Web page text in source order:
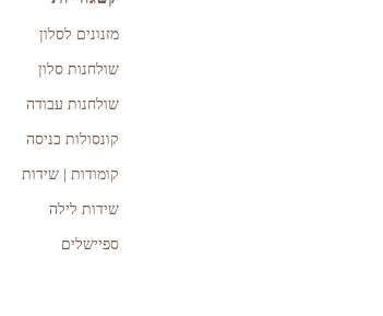
מזנונים לסלון
שולחנות סלון
שולחנות עבודה
קונסולות כניסה
קומודות | שידות
שידות לילה
ספיישלים